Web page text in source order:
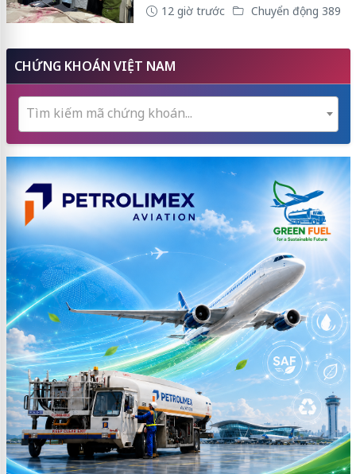
12 giờ trước Chuyển động 389
CHỨNG KHOÁN VIỆT NAM
Tìm kiếm mã chứng khoán...